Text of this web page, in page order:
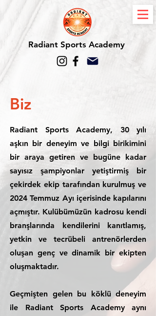
Radiant Sports Academy
Biz
Radiant Sports Academy, 30 yılı
aşkın bir deneyim ve bilgi birikimini
bir araya getiren ve bugüne kadar
sayısız şampiyonlar yetiştirmiş bir
çekirdek ekip tarafından kurulmuş ve
2024 Temmuz Ayı içerisinde kapılarını
açmıştır. Kulübümüzün kadrosu kendi
branşlarında kendilerini kanıtlamış,
yetkin ve tecrübeli antrenörlerden
oluşan genç ve dinamik bir ekipten
oluşmaktadır.
Geçmişten gelen bu köklü deneyim
ile Radiant Sports Academy aynı